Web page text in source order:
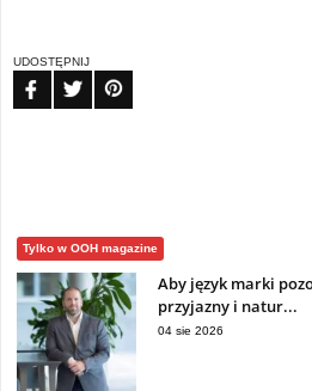
UDOSTĘPNIJ
Tylko w OOH magazine
Aby język marki
przyjazny i natur...
04 sie 2026